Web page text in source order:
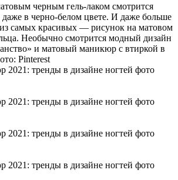
черным гель-лаком смотрится
даже в черно-белом цвете. И даже больше
самых красивых — рисунок на матовом
Необычно смотрится модный дизайн
и матовый маникюр с втиркой в
Pinterest